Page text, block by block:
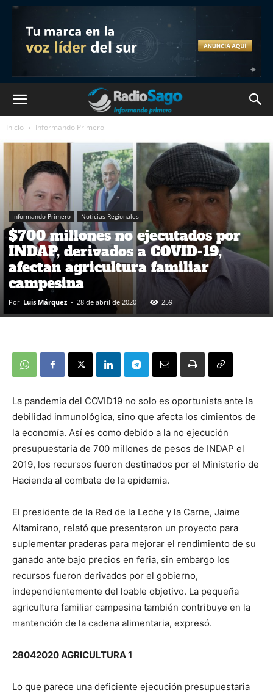
Inicio Informando Primero
Informando Primero Noticias Regionales
$700 millones no ejecutados por
INDAP, derivados a COVID-19,
afectan agricultura familiar
campesina
Por Luis Márquez - 28 de abril de 2020 259
La pandemia del COVID19 no solo es oportunista ante la
debilidad inmunológica, sino que afecta los cimientos de
la economía. Así es como debido a la no ejecución
presupuestaria de 700 millones de pesos de INDAP el
2019, los recursos fueron destinados por el Ministerio de
Hacienda al combate de la epidemia.
El presidente de la Red de la Leche y la Carne, Jaime
Altamirano, relató que presentaron un proyecto para
suplementar praderas para mejorar el rendimiento de su
ganado ante bajo precios en feria, sin embargo los
recursos fueron derivados por el gobierno,
independientemente del loable objetivo. La pequeña
agricultura familiar campesina también contribuye en la
mantención de la cadena alimentaria, expresó.
28042020 AGRICULTURA 1
Lo que parece una deficiente ejecución presupuestaria